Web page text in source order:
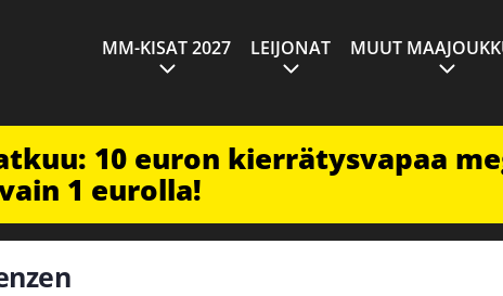
MM-KISAT 2027 LEIJONAT MUUT
10 euron kierrätysvapaa
1 eurolla!